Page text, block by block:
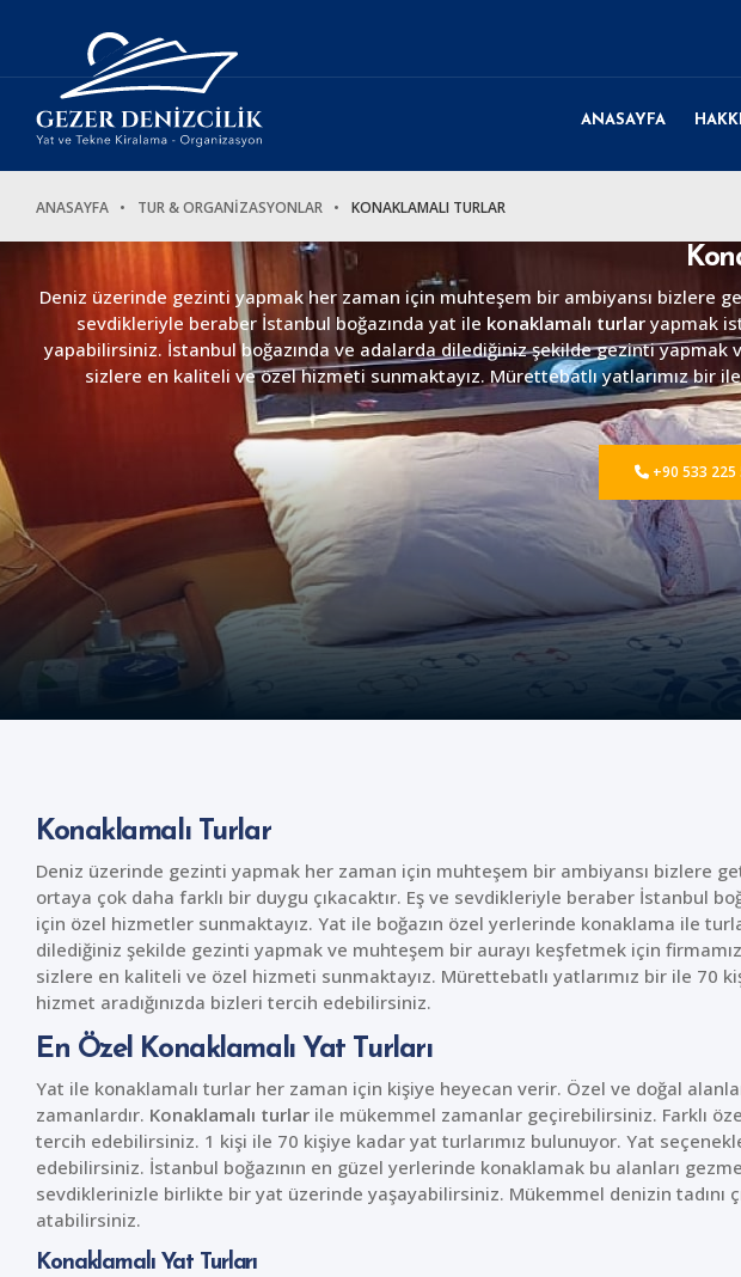
ANASAYFA
ANASAYFA TUR & ORGANİZASYONLAR KONAKLAMALI TURLAR
Deniz üzerinde gezinti yapmak her zaman için muhteşem bir ambiyansı bizlere
sevdikleriyle beraber İstanbul boğazında yat ile konaklamalı turlaryapmak
yapabilirsiniz. İstanbul boğazında ve adalarda dilediğiniz şekilde gezinti
sizlere en kaliteli ve özel hizmeti sunmaktayız. Mürettebatlı yatlarımız bir
+90 533 225
Konaklamalı Turlar
Deniz üzerinde gezinti yapmak her zaman için muhteşem bir ambiyansı bizlere
ortaya çok daha farklı bir duygu çıkacaktır. Eş ve sevdikleriyle beraber İstanbul
için özel hizmetler sunmaktayız. Yat ile boğazın özel yerlerinde konaklama ile
dilediğiniz şekilde gezinti yapmak ve muhteşem bir aurayı keşfetmek için
sizlere en kaliteli ve özel hizmeti sunmaktayız. Mürettebatlı yatlarımız bir ile 70
hizmet aradığınızda bizleri tercih edebilirsiniz.
En Özel Konaklamalı Yat Turları
Yat ile konaklamalı turlar her zaman için kişiye heyecan verir. Özel ve doğal
zamanlardır. Konaklamalı turlar ile mükemmel zamanlar geçirebilirsiniz. Farklı
tercih edebilirsiniz. 1 kişi ile 70 kişiye kadar yat turlarımız bulunuyor. Yat
edebilirsiniz. İstanbul boğazının en güzel yerlerinde konaklamak bu alanları
sevdiklerinizle birlikte bir yat üzerinde yaşayabilirsiniz. Mükemmel denizin tadını
atabilirsiniz.
Konaklamalı Yat Turları